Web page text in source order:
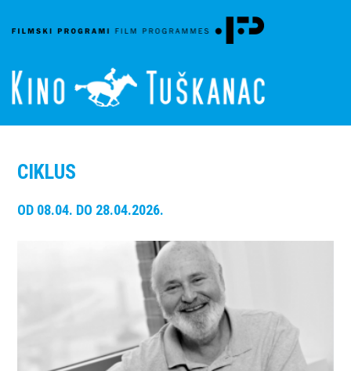
CIKLUS
OD 08.04. DO 28.04.2026.